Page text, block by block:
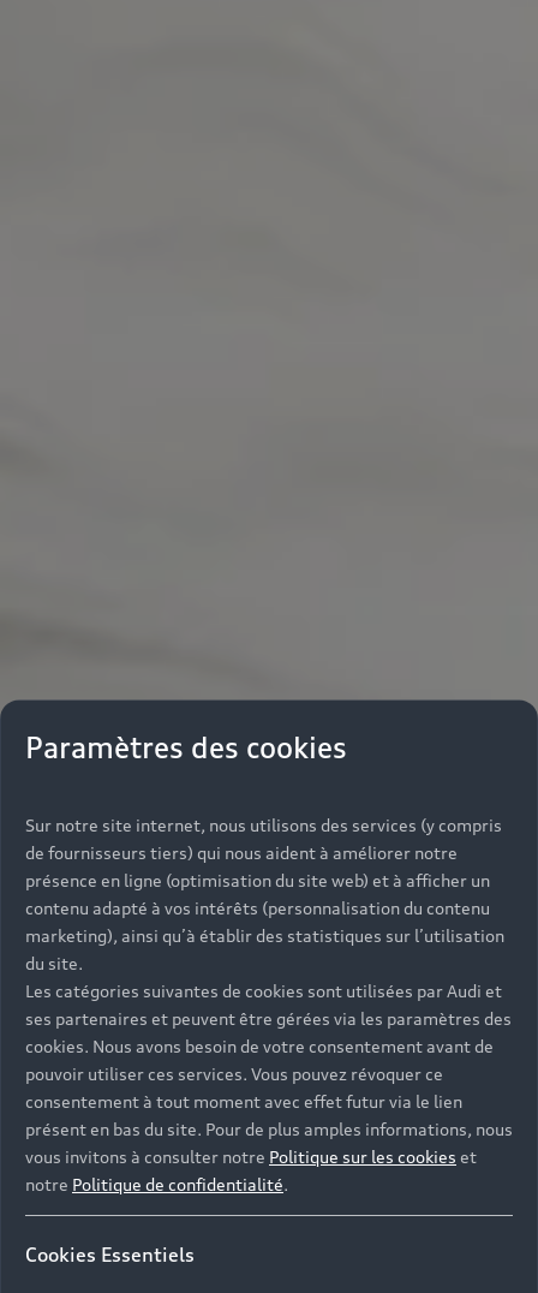
Paramètres des cookies
Sur notre site internet, nous utilisons des services (y compris
de fournisseurs tiers) qui nous aident à améliorer notre
présence en ligne (optimisation du site web) et à afficher un
contenu adapté à vos intérêts (personnalisation du contenu
marketing), ainsi qu’à établir des statistiques sur l’utilisation
du site.
Les catégories suivantes de cookies sont utilisées par Audi et
ses partenaires et peuvent être gérées via les paramètres des
cookies. Nous avons besoin de votre consentement avant de
pouvoir utiliser ces services. Vous pouvez révoquer ce
consentement à tout moment avec effet futur via le lien
présent en bas du site. Pour de plus amples informations, nous
vous invitons à consulter notre Politique sur les cookies et
notre Politique de confidentialité.
Cookies Essentiels